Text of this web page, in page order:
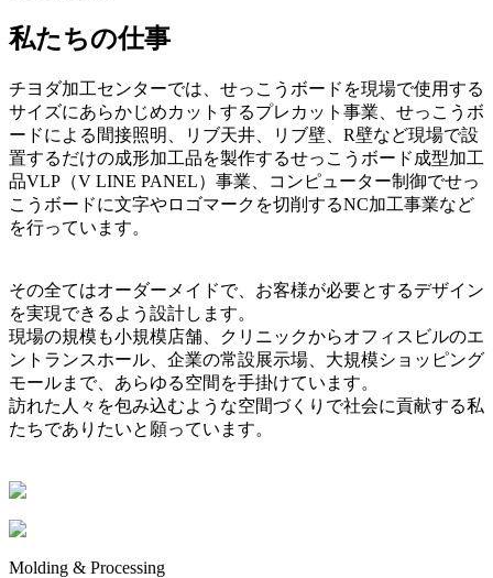
私たちの仕事
チヨダ加工センターでは、せっこうボードを現場で使用する
サイズにあらかじめカットするプレカット事業、せっこうボ
ードによる間接照明、リブ天井、リブ壁、R壁など現場で設
置するだけの成形加工品を製作するせっこうボード成型加工
品VLP（V LINE PANEL）事業、コンピューター制御でせっ
こうボードに文字やロゴマークを切削するNC加工事業など
を行っています。
その全てはオーダーメイドで、お客様が必要とするデザイン
を実現できるよう設計します。
現場の規模も小規模店舗、クリニックからオフィスビルのエ
ントランスホール、企業の常設展示場、大規模ショッピング
モールまで、あらゆる空間を手掛けています。
訪れた人々を包み込むような空間づくりで社会に貢献する私
たちでありたいと願っています。
Molding & Processing